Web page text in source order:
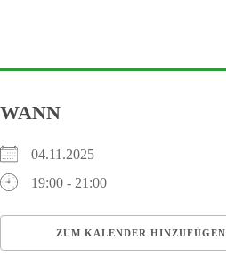
WANN
04.11.2025
19:00 - 21:00
ZUM KALENDER HINZUFÜGEN